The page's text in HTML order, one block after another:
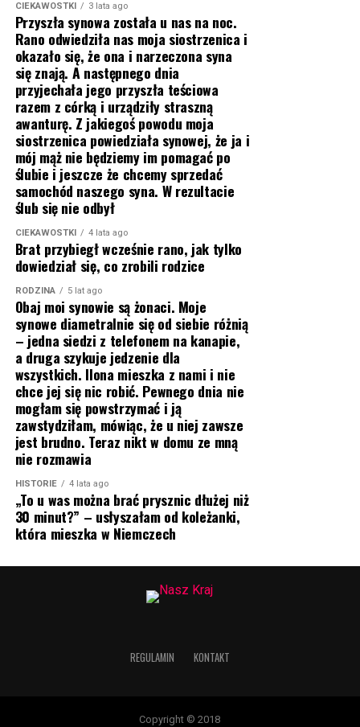
CIEKAWOSTKI 3 lata ago
Przyszła synowa została u nas na noc.
Rano odwiedziła nas moja siostrzenica i
okazało się, że ona i narzeczona syna
się znają. A następnego dnia
przyjechała jego przyszła teściowa
razem z córką i urządziły straszną
awanturę. Z jakiegoś powodu moja
siostrzenica powiedziała synowej, że ja i
mój mąż nie będziemy im pomagać po
ślubie i jeszcze że chcemy sprzedać
samochód naszego syna. W rezultacie
ślub się nie odbył
CIEKAWOSTKI 4 lata ago
Brat przybiegł wcześnie rano, jak tylko
dowiedział się, co zrobili rodzice
RODZINA 5 lat ago
Obaj moi synowie są żonaci. Moje
synowe diametralnie się od siebie różnią
– jedna siedzi z telefonem na kanapie,
a druga szykuje jedzenie dla
wszystkich. Ilona mieszka z nami i nie
chce jej się nic robić. Pewnego dnia nie
mogłam się powstrzymać i ją
zawstydziłam, mówiąc, że u niej zawsze
jest brudno. Teraz nikt w domu ze mną
nie rozmawia
HISTORIE 4 lata ago
„To u was można brać prysznic dłużej niż
30 minut?” – usłyszałam od koleżanki,
która mieszka w Niemczech
REGULAMIN KONTAKT
Copyright © 2018